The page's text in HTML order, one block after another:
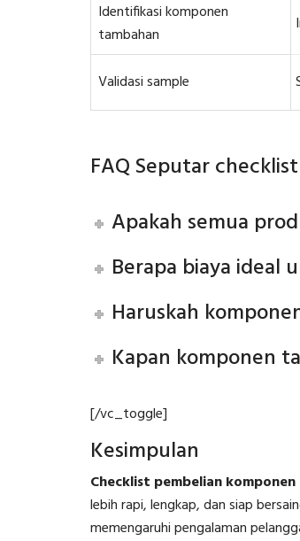
Identifikasi komponen
tambahan
Validasi sample
FAQ Seputar
Apakah semua
Berapa biaya ideal
Haruskah
Kapan komponen
[/vc_toggle]
Kesimpulan
Checklist pembelian
lebih rapi, lengkap, dan siap
memengaruhi pengalaman